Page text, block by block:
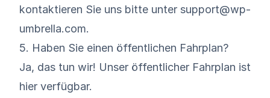
kontaktieren Sie uns bitte unter support@wp-
umbrella.com.
5. Haben Sie einen öffentlichen Fahrplan?
Ja, das tun wir! Unser öffentlicher Fahrplan ist
hier verfügbar.